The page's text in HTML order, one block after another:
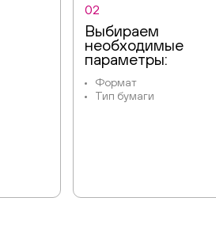
02
Выбираем
необходимые
параметры:
Формат
Тип бумаги